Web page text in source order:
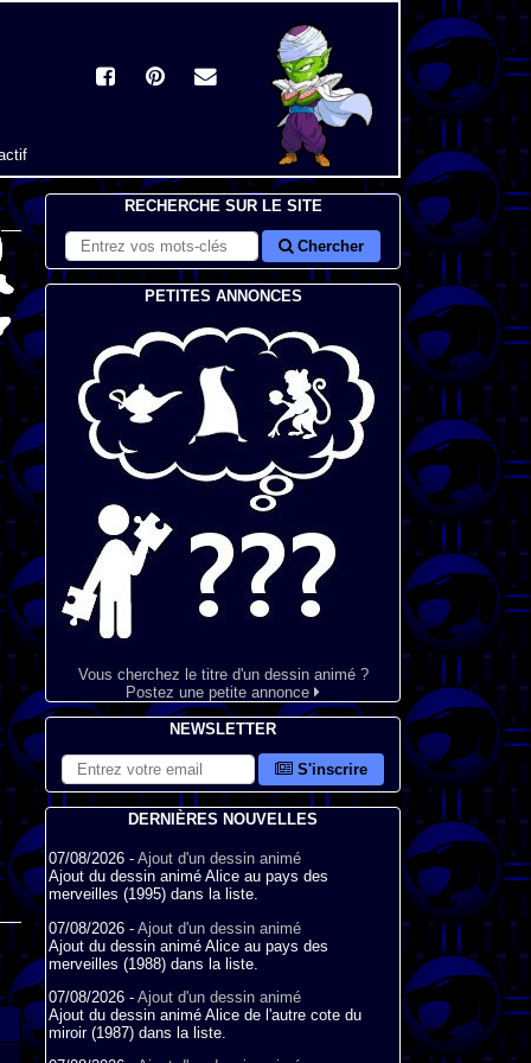
RECHERCHE SUR LE SITE
Chercher
PETITES ANNONCES
Vous cherchez le titre d'un dessin animé ?
Postez une petite annonce
NEWSLETTER
S'inscrire
DERNIÈRES NOUVELLES
07/08/2026 - Ajout d'un dessin animé
Ajout du dessin animé Alice au pays des
merveilles (1995) dans la liste.
07/08/2026 - Ajout d'un dessin animé
Ajout du dessin animé Alice au pays des
merveilles (1988) dans la liste.
07/08/2026 - Ajout d'un dessin animé
Ajout du dessin animé Alice de l'autre cote du
miroir (1987) dans la liste.